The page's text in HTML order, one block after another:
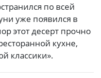
по всей
уже появился в
этот десерт прочно
кухне,
классики».